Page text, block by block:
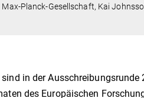
Planck-Gesellschaft, Kai
in der
des Europäischen